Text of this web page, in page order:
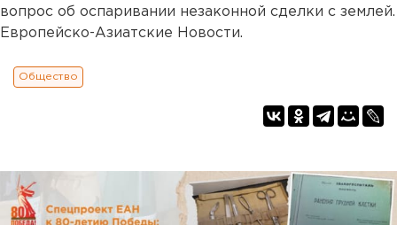
вопрос об оспаривании незаконной сделки с землей.
Европейско-Азиатские Новости.
Общество